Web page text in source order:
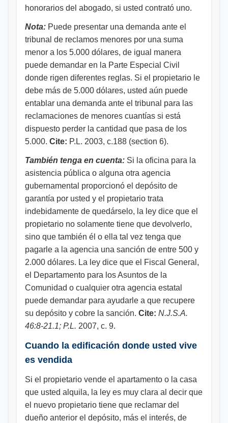
honorarios del abogado, si usted contrató uno.
Nota: Puede presentar una demanda ante el
tribunal de reclamos menores por una suma
menor a los 5.000 dólares, de igual manera
puede demandar en la Parte Especial Civil
donde rigen diferentes reglas. Si el propietario le
debe más de 5.000 dólares, usted aún puede
entablar una demanda ante el tribunal para las
reclamaciones de menores cuantías si está
dispuesto perder la cantidad que pasa de los
5.000. Cite: P.L. 2003, c.188 (section 6).
También tenga en cuenta: Si la oficina para la
asistencia pública o alguna otra agencia
gubernamental proporcionó el depósito de
garantía por usted y el propietario trata
indebidamente de quedárselo, la ley dice que el
propietario no solamente tiene que devolverlo,
sino que también él o ella tal vez tenga que
pagarle a la agencia una sanción de entre 500 y
2.000 dólares. La ley dice que el Fiscal General,
el Departamento para los Asuntos de la
Comunidad o cualquier otra agencia estatal
puede demandar para ayudarle a que recupere
su depósito y cobre la sanción. Cite: N.J.S.A.
46:8-21.1; P.L. 2007, c. 9.
Cuando la edificación donde usted vive
es vendida
Si el propietario vende el apartamento o la casa
que usted alquila, la ley es muy clara al decir que
el nuevo propietario tiene que reclamar del
dueño anterior el depósito, más el interés, de